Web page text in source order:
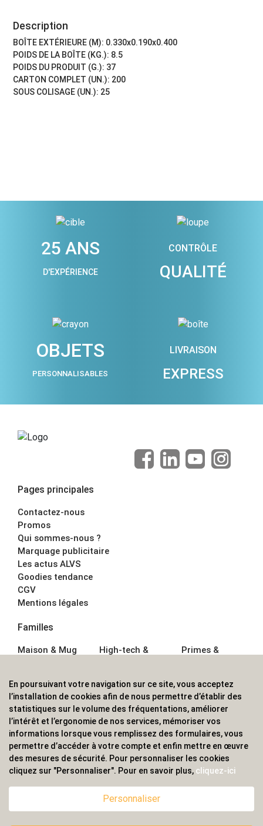
Description
BOÎTE EXTÉRIEURE (M): 0.330x0.190x0.400
POIDS DE LA BOÎTE (KG.): 8.5
POIDS DU PRODUIT (G.): 37
CARTON COMPLET (UN.): 200
SOUS COLISAGE (UN.): 25
25 ANS
D'EXPÉRIENCE
CONTRÔLE
QUALITÉ
OBJETS
PERSONNALISABLES
LIVRAISON
EXPRESS
Pages principales
Contactez-nous
Promos
Qui sommes-nous ?
Marquage publicitaire
Les actus ALVS
Goodies tendance
CGV
Mentions légales
Familles
Maison & Mug
Écriture
Bagagerie sacs
High-tech &
Sport &
Outdoor
Enfant
Primes &
Boisson
Textile &
Casquette
Accessoires de
ALVS, fournisseur d'objets publicitaires, pour les
professionnels. Une implantation nationale, une
couverture internationale.
En poursuivant votre navigation sur ce site, vous acceptez
l’installation de cookies afin de nous permettre d’établir des
statistiques sur le volume des fréquentations, améliorer
l’intérêt et l’ergonomie de nos services, mémoriser vos
informations lorsque vous remplissez des formulaires, vous
permettre d’accéder à votre compte et enfin mettre en œuvre
des mesures de sécurité. Pour personnaliser les cookies
cliquez sur "Personnaliser". Pour en savoir plus, cliquez-ici
Personnaliser